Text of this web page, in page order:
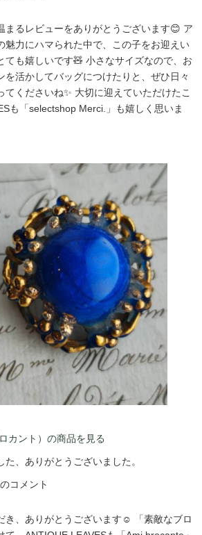
まるレビューをありがとうございます😊 ア
魅力にハマられた中で、この子をお迎えい
ても嬉しいです🧸 小さなサイズなので、お
を活かしてバッグにつけたりと、ぜひ日々
くださいね✨ 大切に迎えていただけたこ
も「selectshop Merci.」も嬉しく思いま
カント）の商品を見る
、ありがとうございました。
コメント
き、ありがとうございます☺️ 「素敵なブロ